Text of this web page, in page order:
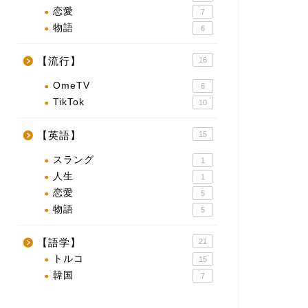
恋愛 7
物語 6
【流行】 16
OmeTV 6
TikTok 10
【英語】 15
スラング 1
人生 1
恋愛 5
物語 5
【語学】 21
トルコ 15
韓国 7